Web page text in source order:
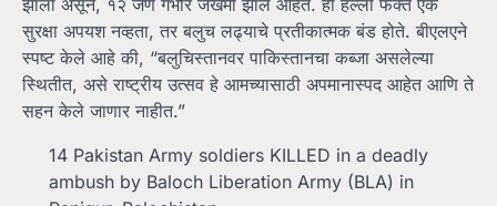
सुरक्षा अपयश नव्हता, तर बलुच लढ्याचे प्रतीकात्मक बंड होते. बीएलएने
स्पष्ट केले आहे की, “बलुचिस्तानवर पाकिस्तानचा कब्जा असलेल्या
स्थितीत, असे राष्ट्रीय उत्सव हे आमच्यासाठी अपमानास्पद आहेत आणि ते
सहन केले जाणार नाहीत.”
14 Pakistan Army soldiers KILLED in a deadly
ambush by Baloch Liberation Army (BLA) in